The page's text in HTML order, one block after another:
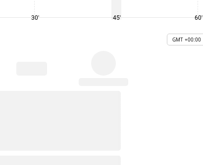
30' 45' 60'
GMT +00:00